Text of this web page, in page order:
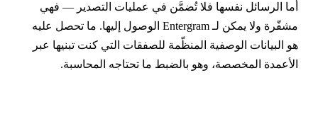
الرسائل نفسها فلا تُضمَّن في عمليات التصدير — فهي
مشفّرة ولا يمكن لـ Entergram الوصول إليها. ما تحصل عليه
البيانات الوصفية المنظّمة للصفقات التي كنت تبنيها عبر
المخصصة، وهو بالضبط ما تحتاجه المحاسبة.